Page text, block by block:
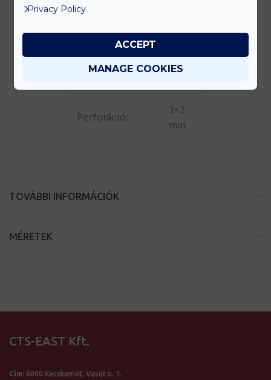
Lemezvastagság:
1,3
mm
Perforáció:
3×2
mm
TOVÁBBI INFORMÁCIÓK
MÉRETEK
CTS-EAST Kft.
Cím: 6000 Kecskemét, Vasút u. 1.
Privacy Policy
MANAGE COOKIES
ACCEPT